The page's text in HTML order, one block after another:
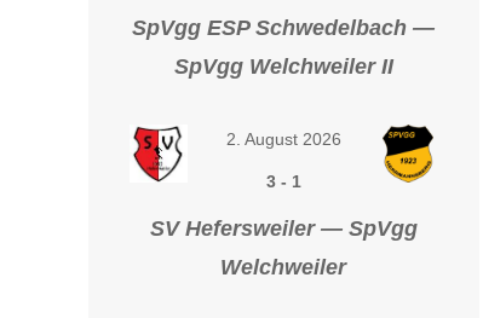
SpVgg ESP Schwedelbach —
SpVgg Welchweiler II
2. August 2026
3- 1
SV Hefersweiler — SpVgg
Welchweiler